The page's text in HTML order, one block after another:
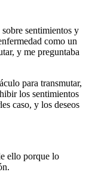
sentimientos y
como un
y me preguntaba
para transmutar,
los sentimientos
caso, y los deseos
ello porque lo